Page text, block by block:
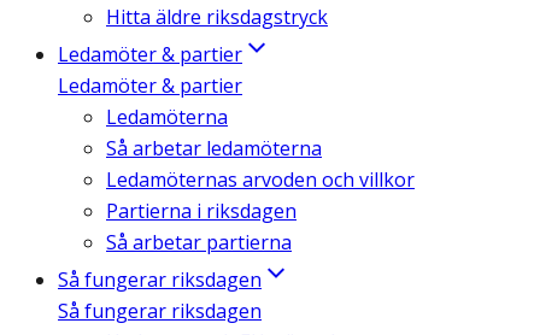
Hitta äldre riksdagstryck
Ledamöter & partier
Ledamöter & partier
Ledamöterna
Så arbetar ledamöterna
Ledamöternas arvoden och villkor
Partierna i riksdagen
Så arbetar partierna
Så fungerar riksdagen
Så fungerar riksdagen